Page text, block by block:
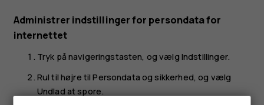
Administrer indstillinger for persondata for
internettet
Tryk på navigeringstasten, og vælg Indstillinger.
Rul til højre tilPersondata og sikkerhed, og vælg
Undlad at spore.